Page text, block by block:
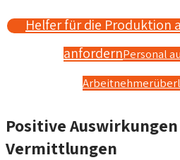
Helfer für die Produktion
anfordernPersonal
Positive
Vermittlungen